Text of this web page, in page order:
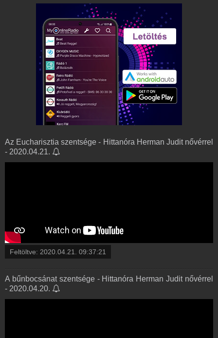
Az Eucharisztia szentsége - Hittanóra Herman Judit nővérrel
- 2020.04.21.
Feltöltve: 2020.04.21. 09:37:21
A bűnbocsánat szentsége - Hittanóra Herman Judit nővérrel
- 2020.04.20.